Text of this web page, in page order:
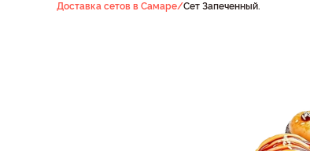
Доставка сетов в Самаре/Сет Запеченный.